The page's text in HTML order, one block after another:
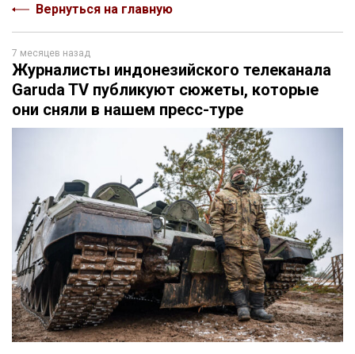
Вернуться на главную
7 месяцев назад
Журналисты индонезийского телеканала
Garuda TV публикуют сюжеты, которые
они сняли в нашем пресс-туре